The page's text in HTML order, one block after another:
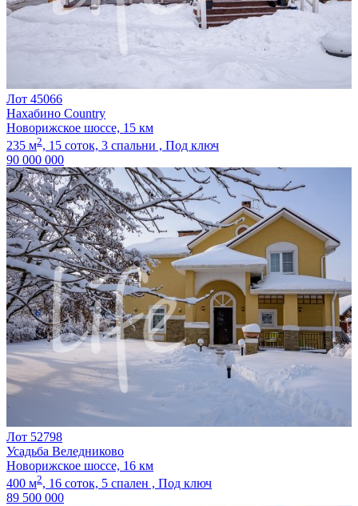
Лот 45066
Нахабино Country
Новорижское шоссе, 15 км
235 м2, 15 соток, 3 спальни , Под ключ
90 000 000
Лот 52798
Усадьба Веледниково
Новорижское шоссе, 16 км
400 м2, 16 соток, 5 спален , Под ключ
89 500 000